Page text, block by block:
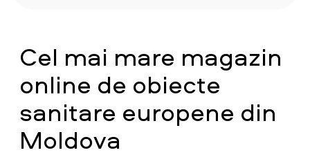
Cel mai mare magazin
online de obiecte
sanitare europene din
Moldova